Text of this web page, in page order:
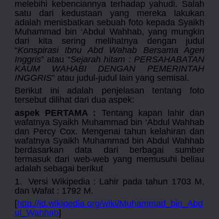
melebihi kebenciannya terhadap yahudi. Salah
satu dari kedustaan yang mereka lakukan
adalah menisbatkan sebuah foto kepada Syaikh
Muhammad bin ‘Abdul Wahhab, yang mungkin
dari kita sering melihatnya dengan judul
“Konspirasi Ibnu Abd Wahab Bersama Agen
Inggris” atau “Sejarah hitam : PERSAHABATAN
KAUM WAHABI DENGAN PEMERINTAH
INGGRIS” atau judul-judul lain yang semisal.
Berikut ini adalah penjelasan tentang foto
tersebut dilihat dari dua aspek:
aspek PERTAMA : Tentang kapan lahir dan
wafatnya Syaikh Muhammad bin ‘Abdul Wahhab
dan Percy Cox. Mengenai tahun kelahiran dan
wafatnya Syaikh Muhammad bin Abdul Wahhab
berdasarkan data dari berbagai sumber
termasuk dari web-web yang memusuhi beliau
adalah sebagai berikut
1.
Versi Wikipedia : Lahir pada tahun 1703 M,
dan Wafat : 1792 M.
[http://id.wikipedia.org/wiki/Muhammad_bin_Abd
ul_Wahhab]